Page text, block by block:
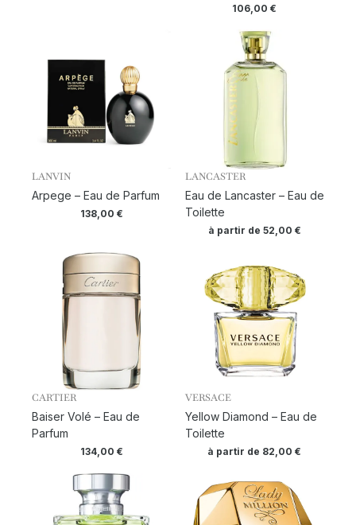
106,00€
LANVIN
Arpege – Eau de Parfum
138,00 €
LANCASTER
Eau de Lancaster – Eau de
Toilette
à partir de 52,00 €
CARTIER
Baiser Volé – Eau de
Parfum
134,00 €
VERSACE
Yellow Diamond – Eau de
Toilette
à partir de 82,00€